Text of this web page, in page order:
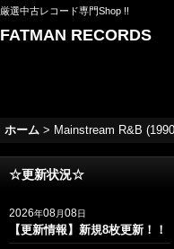
厳選中古レコード専門Shop !!
FATMAN RECORDS
ホーム > Mainstream R&B
☆更新状況☆
2026年08月08日
【更新情報】新規8枚更新！！